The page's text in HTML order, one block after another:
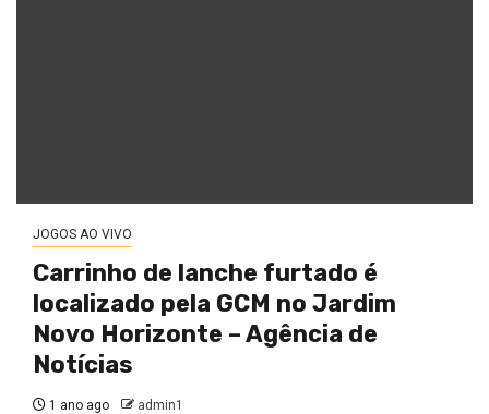
JOGOS AO VIVO
Carrinho de lanche furtado é
localizado pela GCM no Jardim
Novo Horizonte – Agência de
Notícias
1 ano ago admin1